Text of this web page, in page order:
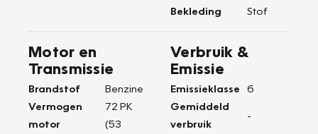
Bekleding
Stof
Motor en
Transmissie
Brandstof
Benzine
Vermogen
motor
72 PK
(53
Verbruik &
Emissie
Emissieklasse
6
Gemiddeld
verbruik
-